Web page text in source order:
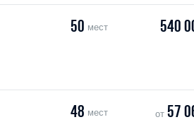
50 мест 540
48 мест от 57